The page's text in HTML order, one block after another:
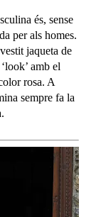
és, sense
per als homes.
jaqueta de
look’ amb el
rosa. A
sempre fa la